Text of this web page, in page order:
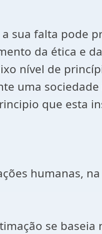
sua falta pode
da ética e
nível de
uma
que esta
humanas,
se baseia